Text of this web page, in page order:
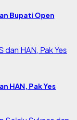
Bupati Open
HAN, Pak Yes